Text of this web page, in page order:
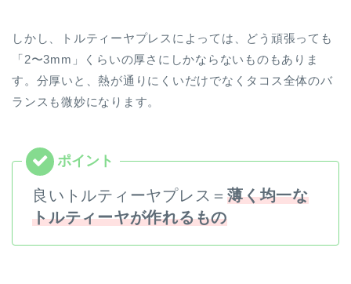
しかし、トルティーヤプレスによっては、どう頑張っても
「2〜3mm」くらいの厚さにしかならないものもありま
す。分厚いと、熱が通りにくいだけでなくタコス全体のバ
ランスも微妙になります。
良いトルティーヤプレス＝薄く均一な
トルティーヤが作れるもの